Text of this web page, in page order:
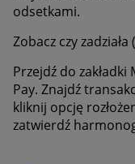
odsetkami.
Zobacz czy
Przejdź do
Pay. Znajdź
kliknij opcję
zatwierdź